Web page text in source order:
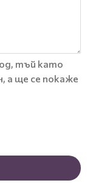
тъй като
а ще се покаже